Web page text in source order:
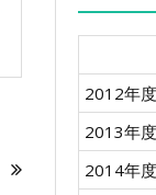
2012年
2013年
2014年